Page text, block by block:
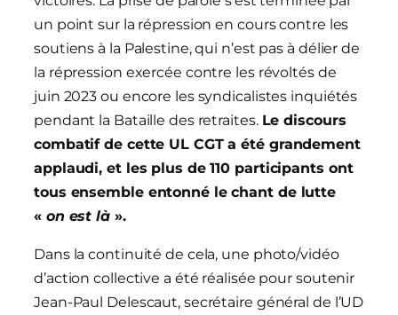
un point sur la répression en cours contre les
soutiens à la Palestine, qui n’est pas à délier de
la répression exercée contre les révoltés de
juin 2023 ou encore les syndicalistes inquiétés
pendant la Bataille des retraites. Le discours
combatif de cette UL CGT a été grandement
applaudi, et les plus de 110 participants ont
tous ensemble entonné le chant de lutte
« on est là».
Dans la continuité de cela, une photo/vidéo
d’action collective a été réalisée pour soutenir
Jean-Paul Delescaut, secrétaire général de l’UD